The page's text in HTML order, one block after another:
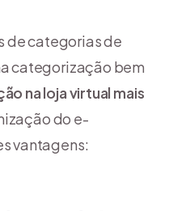
de categorias de
categorização bem
na loja virtual mais
do e-
vantagens: